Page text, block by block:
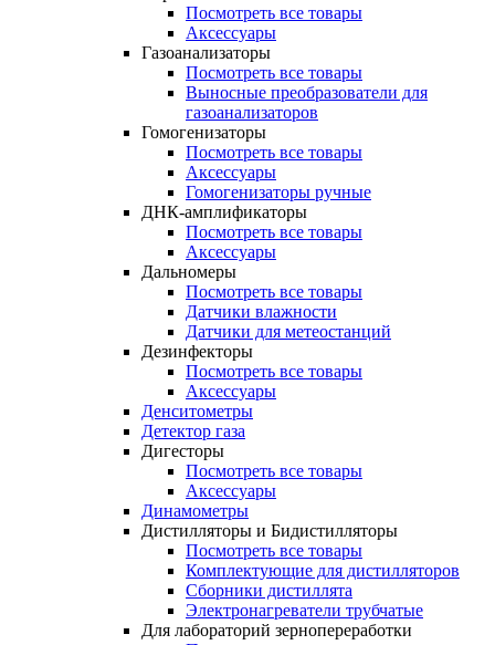
Посмотреть все товары
Аксессуары
Газоанализаторы
Посмотреть все товары
Выносные преобразователи для
газоанализаторов
Гомогенизаторы
Посмотреть все товары
Аксессуары
Гомогенизаторы ручные
ДНК-амплификаторы
Посмотреть все товары
Аксессуары
Дальномеры
Посмотреть все товары
Датчики влажности
Датчики для метеостанций
Дезинфекторы
Посмотреть все товары
Аксессуары
Денситометры
Детектор газа
Дигесторы
Посмотреть все товары
Аксессуары
Динамометры
Дистилляторы и Бидистилляторы
Посмотреть все товары
Комплектующие для дистилляторов
Сборники дистиллята
Электронагреватели трубчатые
Для лабораторий зернопереработки